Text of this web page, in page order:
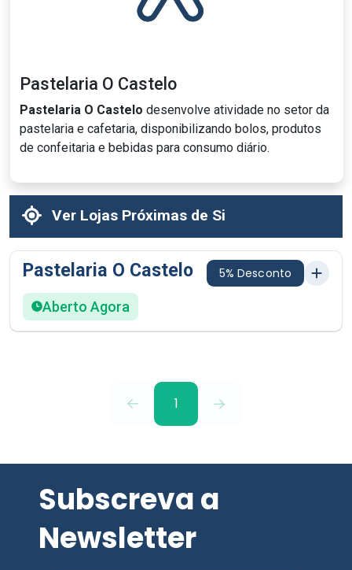
Pastelaria O Castelo
Pastelaria O Castelo desenvolve atividade no setor da
pastelaria e cafetaria, disponibilizando bolos, produtos
de confeitaria e bebidas para consumo diário.
Ver Lojas Próximas de Si
Pastelaria O Castelo 5% Desconto
Aberto Agora
1
Subscreva a
Newsletter